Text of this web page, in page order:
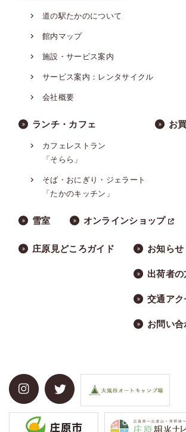
道の駅たかのについて
館内マップ
施設・サービス案内
サービス案内：レンタサイクル
会社概要
ランチ・カフェ
カフェレストラン
「そらら」
そば・おにぎり・ジェラート
「たかのキッチン」
お
雪室 オンラインショップ
庄原見どころガイド お知ら
出荷者の
交通アク
お問い合